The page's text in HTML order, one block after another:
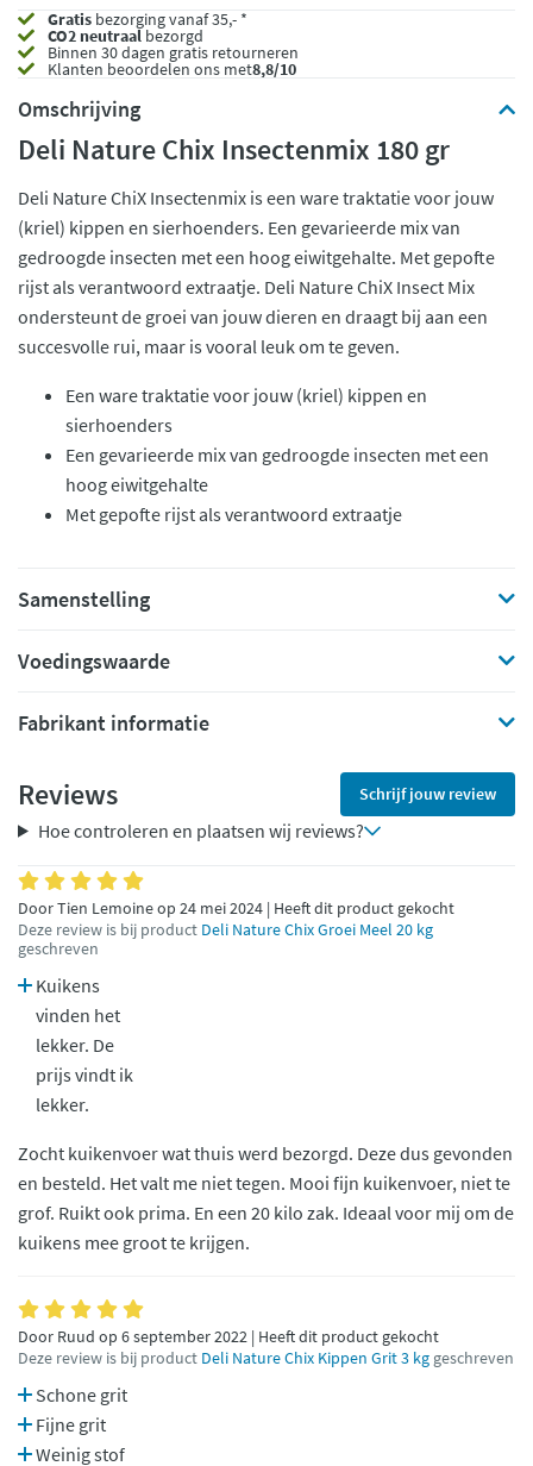
Gratis bezorging vanaf 35,- *
CO2 neutraalbezorgd
Binnen 30 dagen gratis retourneren
Klanten beoordelen ons met8,8/10
Omschrijving
Deli Nature Chix Insectenmix 180 gr
Deli Nature ChiX Insectenmix is ​​een ware traktatie voor jouw
(kriel) kippen en sierhoenders. Een gevarieerde mix van
gedroogde insecten met een hoog eiwitgehalte. Met gepofte
rijst als verantwoord extraatje. Deli Nature ChiX Insect Mix
ondersteunt de groei van jouw dieren en draagt ​​bij aan een
succesvolle rui, maar is vooral leuk om te geven.
​​Een ware traktatie voor jouw (kriel) kippen en
sierhoenders
Een gevarieerde mix van gedroogde insecten met een
hoog eiwitgehalte
Met gepofte rijst als verantwoord extraatje
Samenstelling
Voedingswaarde
Fabrikant informatie
Reviews Schrijf jouw review
Hoe controleren en plaatsen wij reviews?
Door Tien Lemoine op 24 mei 2024 | Heeft dit product gekocht
Deze review is bij product Deli Nature Chix Groei Meel 20 kg
geschreven
Kuikens
vinden het
lekker. De
prijs vindt ik
lekker.
Zocht kuikenvoer wat thuis werd bezorgd. Deze dus gevonden
en besteld. Het valt me niet tegen. Mooi fijn kuikenvoer, niet te
grof. Ruikt ook prima. En een 20 kilo zak. Ideaal voor mij om de
kuikens mee groot te krijgen.
Door Ruud op 6 september 2022 | Heeft dit product gekocht
Deze review is bij product Deli Nature Chix Kippen Grit 3 kg geschreven
Schone grit
Fijne grit
Weinig stof